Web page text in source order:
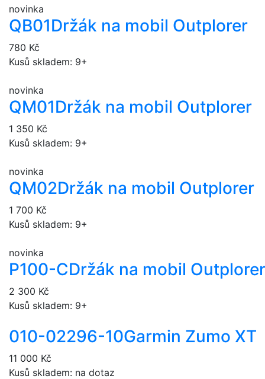
novinka
QB01Držák na mobil Outplorer
780 Kč
Kusů skladem: 9+
novinka
QM01Držák na mobil Outplorer
1 350 Kč
Kusů skladem: 9+
novinka
QM02Držák na mobil Outplorer
1 700 Kč
Kusů skladem: 9+
novinka
P100-CDržák na mobil
2 300 Kč
Kusů skladem: 9+
010-02296-10Garmin Zumo XT
11 000 Kč
Kusů skladem: na dotaz